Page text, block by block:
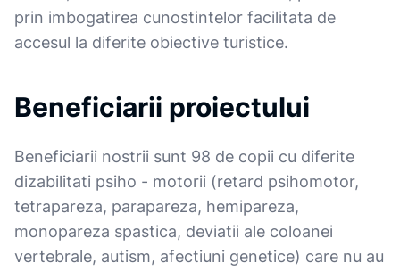
prin imbogatirea cunostintelor facilitata de
accesul la diferite obiective turistice.
Beneficiarii proiectului
Beneficiarii nostrii sunt 98 de copii cu diferite
dizabilitati psiho - motorii (retard psihomotor,
tetrapareza, parapareza, hemipareza,
monopareza spastica, deviatii ale coloanei
vertebrale, autism, afectiuni genetice) care nu au